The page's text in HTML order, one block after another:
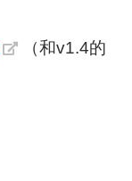
（和v1.4的